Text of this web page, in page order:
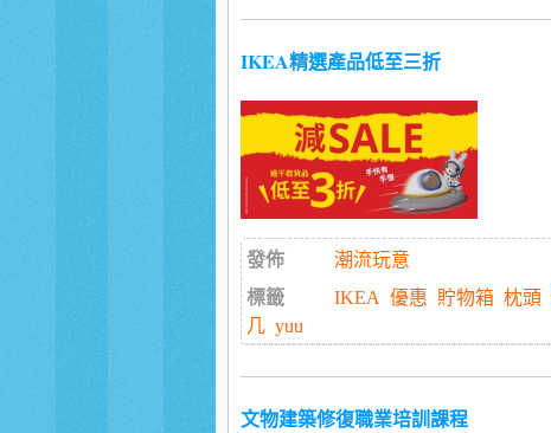
IKEA精選產品低至三折
發佈
潮流玩意
標籤
IKEA 優惠 貯物箱 枕頭
几 yuu
文物建築修復職業培訓課程